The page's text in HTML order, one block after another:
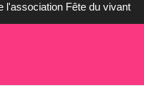
l'association Fête du vivant